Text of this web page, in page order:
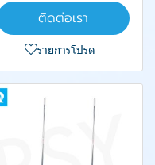
ติดต่อเรา
รายการโปรด